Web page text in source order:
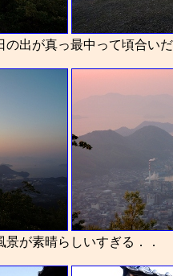
の出が真っ最中って頃合い
が素晴らしいすぎる．．